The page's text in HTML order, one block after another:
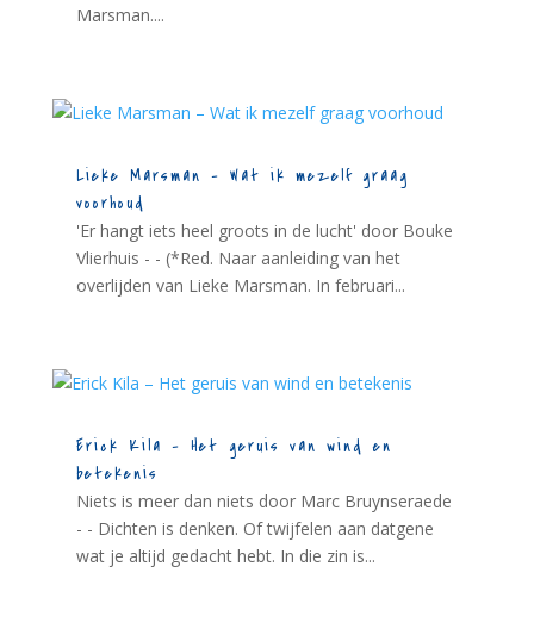
Marsman....
Lieke Marsman – Wat ik mezelf graag
voorhoud
'Er hangt iets heel groots in de lucht' door Bouke
Vlierhuis - - (*Red. Naar aanleiding van het
overlijden van Lieke Marsman. In februari...
Erick Kila – Het geruis van wind en
betekenis
Niets is meer dan niets door Marc Bruynseraede
- - Dichten is denken. Of twijfelen aan datgene
wat je altijd gedacht hebt. In die zin is...